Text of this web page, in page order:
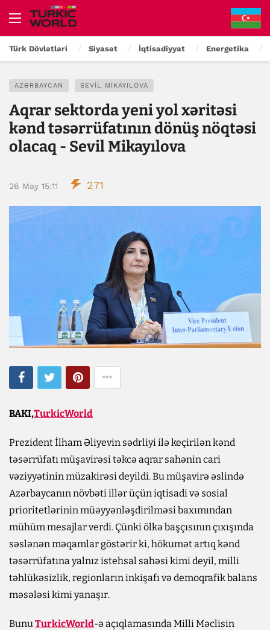
Türk Dövlətləri Siyasət İqtisadiyyat Energetika
AZƏRBAYCAN SEVIL MIKAYILOVA
Aqrar sektorda yeni yol xəritəsi
kənd təsərrüfatının dönüş nöqtəsi
olacaq - Sevil Mikayılova
26 May 15:11 271
BAKI,TurkicWorld
Prezident İlham Əliyevin sədrliyi ilə keçirilən kənd
təsərrüfatı müşavirəsi təkcə aqrar sahənin cari
vəziyyətinin müzakirəsi deyildi. Bu müşavirə əslində
Azərbaycanın növbəti illər üçün iqtisadi və sosial
prioritetlərinin müəyyənləşdirilməsi baxımından
mühüm mesajlar verdi. Çünki ölkə başçısının çıxışında
səslənən məqamlar göstərir ki, hökumət artıq kənd
təsərrüfatına yalnız istehsal sahəsi kimi deyil, milli
təhlükəsizlik, regionların inkişafı və demoqrafik balans
məsələsi kimi yanaşır.
BunuTurkicWorld-ə açıqlamasında Milli Məclisin